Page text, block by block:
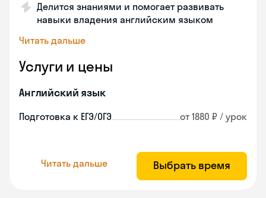
Делится знаниями и помогает развивать
навыки владения английским языком
Читать дальше
Услуги и цены
Английский язык
Подготовка к ЕГЭ/ОГЭ от 1880 ₽ / урок
Читать дальше Выбрать время